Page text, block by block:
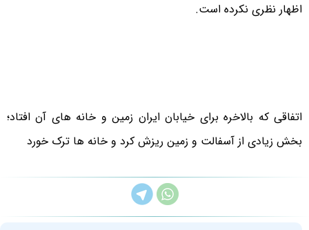
اظهار نظری نکرده است.
اتفاقی که بالاخره برای خیابان ایران زمین و خانه های آن افتاد؛
بخش زیادی از آسفالت و زمین ریزش کرد و خانه ها ترک خورد